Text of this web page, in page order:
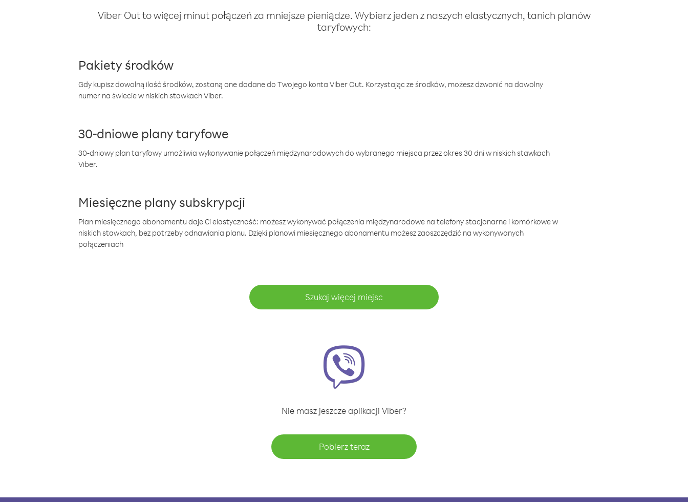
Viber Out to więcej minut połączeń za mniejsze pieniądze. Wybierz jeden z naszych elastycznych, tanich planów
taryfowych:
Pakiety środków
Gdy kupisz dowolną ilość środków, zostaną one dodane do Twojego konta Viber Out. Korzystając ze środków, możesz dzwonić na dowolny
numer na świecie w niskich stawkach Viber.
30-dniowe plany taryfowe
30-dniowy plan taryfowy umożliwia wykonywanie połączeń międzynarodowych do wybranego miejsca przez okres 30 dni w niskich stawkach
Viber.
Miesięczne plany subskrypcji
Plan miesięcznego abonamentu daje Ci elastyczność: możesz wykonywać połączenia międzynarodowe na telefony stacjonarne i komórkowe w
niskich stawkach, bez potrzeby odnawiania planu. Dzięki planowi miesięcznego abonamentu możesz zaoszczędzić na wykonywanych
połączeniach
Szukaj więcej miejsc
Nie masz jeszcze aplikacji Viber?
Pobierz teraz